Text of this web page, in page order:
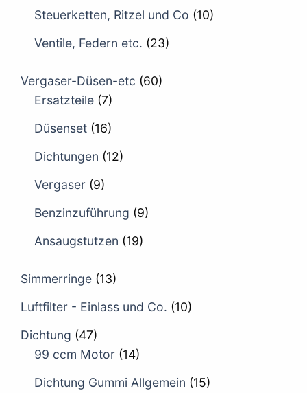
Steuerketten, Ritzel und Co (10)
Ventile, Federn etc. (23)
Vergaser-Düsen-etc (60)
Ersatzteile (7)
Düsenset (16)
Dichtungen (12)
Vergaser (9)
Benzinzuführung (9)
Ansaugstutzen (19)
Simmerringe (13)
Luftfilter - Einlass und Co. (10)
Dichtung (47)
99 ccm Motor (14)
Dichtung Gummi Allgemein (15)